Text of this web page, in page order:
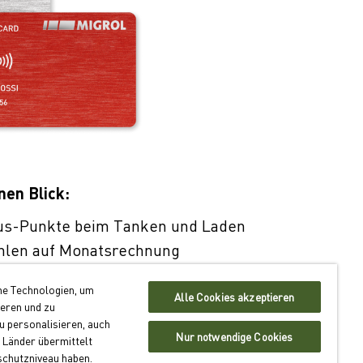
Blick:
Punkte beim Tanken und Laden
auf Monatsrechnung
Technologien, um
und zu
personalisieren, auch
Länder übermittelt
haben.
Alle Cookies akzeptieren
Nur notwendige Cookies